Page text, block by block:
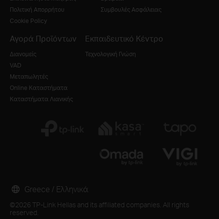
Πολιτική Απορρήτου
Cookie Policy
Συμβουλές Ασφάλειας
Αγορά Προϊόντων
Διανομείς
VAD
Μεταπωλητές
Online Καταστήματα
Καταστήματα Λιανικής
Εκπαιδευτικό Κέντρο
Τεχνολογική Γνώση
©2026 TP-Link Hellas and its affiliated companies. All rights
reserved.
Greece / Ελληνικά